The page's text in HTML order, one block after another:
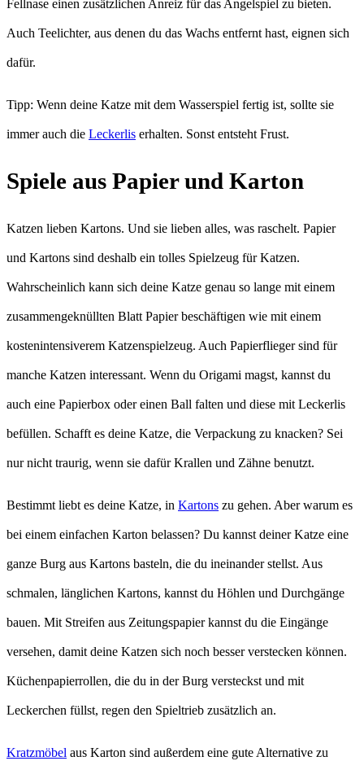
Fellnase einen zusätzlichen Anreiz für das Angelspiel zu bieten.
Auch Teelichter, aus denen du das Wachs entfernt hast, eignen sich
dafür.
Tipp: Wenn deine Katze mit dem Wasserspiel fertig ist, sollte sie
immer auch die Leckerlis erhalten. Sonst entsteht Frust.
Spiele aus Papier und Karton
Katzen lieben Kartons. Und sie lieben alles, was raschelt. Papier
und Kartons sind deshalb ein tolles Spielzeug für Katzen.
Wahrscheinlich kann sich deine Katze genau so lange mit einem
zusammengeknüllten Blatt Papier beschäftigen wie mit einem
kostenintensiverem Katzenspielzeug. Auch Papierflieger sind für
manche Katzen interessant. Wenn du Origami magst, kannst du
auch eine Papierbox oder einen Ball falten und diese mit Leckerlis
befüllen. Schafft es deine Katze, die Verpackung zu knacken? Sei
nur nicht traurig, wenn sie dafür Krallen und Zähne benutzt.
Bestimmt liebt es deine Katze, in Kartons zu gehen. Aber warum es
bei einem einfachen Karton belassen? Du kannst deiner Katze eine
ganze Burg aus Kartons basteln, die du ineinander stellst. Aus
schmalen, länglichen Kartons, kannst du Höhlen und Durchgänge
bauen. Mit Streifen aus Zeitungspapier kannst du die Eingänge
versehen, damit deine Katzen sich noch besser verstecken können.
Küchenpapierrollen, die du in der Burg versteckst und mit
Leckerchen füllst, regen den Spieltrieb zusätzlich an.
Kratzmöbel aus Karton sind außerdem eine gute Alternative zu